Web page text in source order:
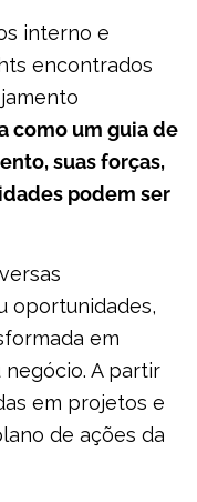
interno e
encontrados
como um guia de
suas forças,
podem ser
oportunidades,
em
A partir
em projetos e
de ações da